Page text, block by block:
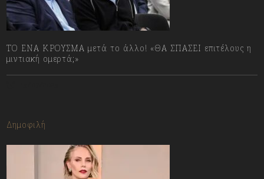
ΤΟ ΕΝΑ ΚΡΟΥΣΜΑ μετά το άλλο! «ΘΑ ΣΠΑΣΕΙ επιτέλους η
μιντιακή ομερτά;»
Δημοφιλή